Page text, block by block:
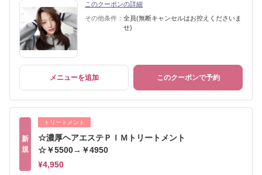
このクーポンの詳細
その他条件： 全員(無断キャンセルはお控えくださいま
せ)
メニューを追加 このクーポンで予約
新
規
トリートメント
☆濃厚ヘアエステＰＩＭトリートメント
☆￥5500→￥4950
¥4,950